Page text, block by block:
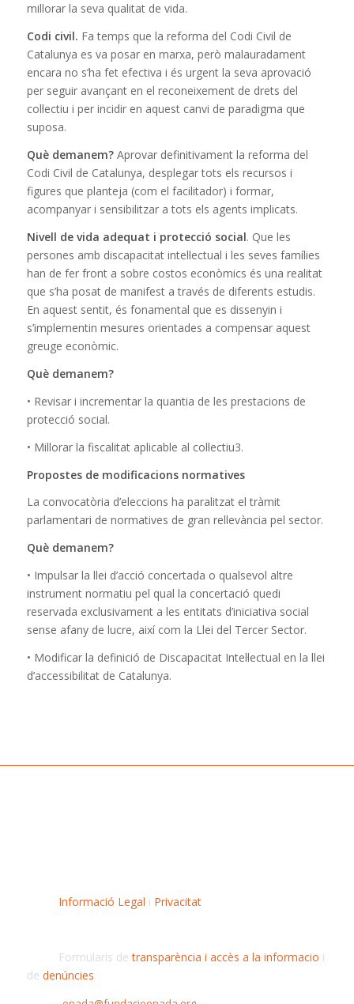
millorar la seva qualitat de vida.
Codi civil. Fa temps que la reforma del Codi Civil de
Catalunya es va posar en marxa, però malauradament
encara no s’ha fet efectiva i és urgent la seva aprovació
per seguir avançant en el reconeixement de drets del
col·lectiu i per incidir en aquest canvi de paradigma que
suposa.
Què demanem?Aprovar definitivament la reforma del
Codi Civil de Catalunya, desplegar tots els recursos i
figures que planteja (com el facilitador) i formar,
acompanyar i sensibilitzar a tots els agents implicats.
Nivell de vida adequat i protecció social. Que les
persones amb discapacitat intel·lectual i les seves famílies
han de fer front a sobre costos econòmics és una realitat
que s’ha posat de manifest a través de diferents estudis.
En aquest sentit, és fonamental que es dissenyin i
s’implementin mesures orientades a compensar aquest
greuge econòmic.
Què demanem?
• Revisar i incrementar la quantia de les prestacions de
protecció social.
• Millorar la fiscalitat aplicable al col·lectiu3.
Propostes de modificacions normatives
La convocatòria d’eleccions ha paralitzat el tràmit
parlamentari de normatives de gran rellevància pel sector.
Què demanem?
• Impulsar la llei d’acció concertada o qualsevol altre
instrument normatiu pel qual la concertació quedi
reservada exclusivament a les entitats d’iniciativa social
sense afany de lucre, així com la Llei del Tercer Sector.
• Modificar la definició de Discapacitat Intel·lectual en la llei
d’accessibilitat de Catalunya.
Informació Legal i Privacitat
Formularis detransparència i accès a la informacio i
de denúncies.